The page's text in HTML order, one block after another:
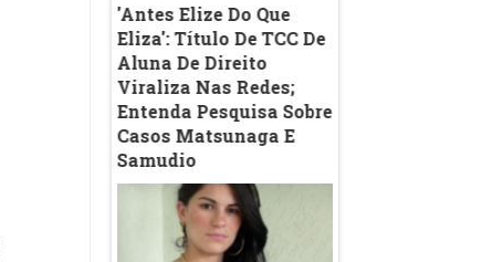
'Antes Elize Do Que
Eliza': Título De TCC De
Aluna De Direito
Viraliza Nas Redes;
Entenda Pesquisa Sobre
Casos Matsunaga E
Samudio